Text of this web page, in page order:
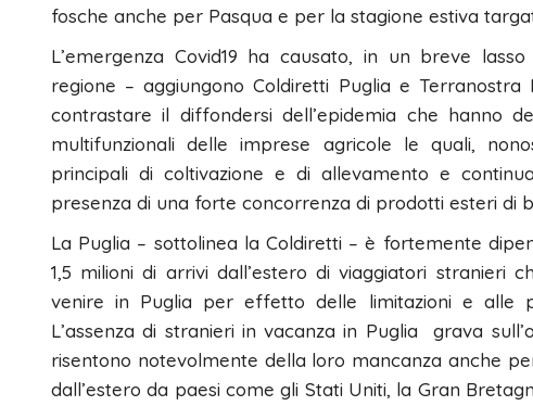
fosche anche per Pasqua e per la stagione estiva
L’emergenza Covid19 ha causato, in un breve
regione – aggiungono Coldiretti Puglia e
contrastare il diffondersi dell’epidemia che hanno
multifunzionali delle imprese agricole le quali,
principali di coltivazione e di allevamento e
presenza di una forte concorrenza di prodotti esteri di
La Puglia – sottolinea la Coldiretti – è fortemente
1,5 milioni di arrivi dall’estero di viaggiatori stranieri
venire in Puglia per effetto delle limitazioni e alle
L’assenza di stranieri in vacanza in Puglia grava
risentono notevolmente della loro mancanza anche
dall’estero da paesi come gli Stati Uniti, la Gran